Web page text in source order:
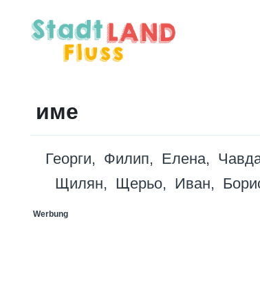
име
Георги Филип Елена
Щилян
Щерьо Иван
Werbung